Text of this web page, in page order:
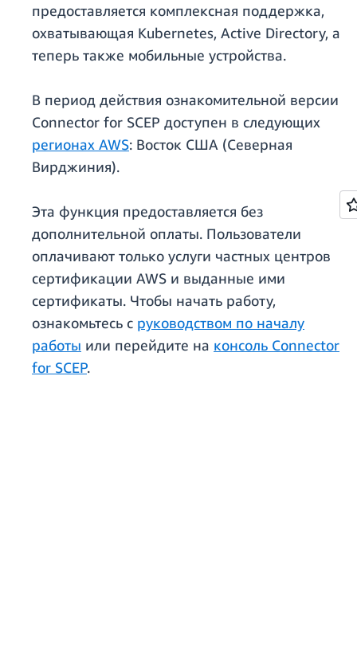
предоставляется комплексная поддержка,
охватывающая Kubernetes, Active Directory, а
теперь также мобильные устройства.
В период действия ознакомительной версии
Connector for SCEP доступен в следующих
регионах AWS: Восток США (Северная
Вирджиния).
Эта функция предоставляется без
дополнительной оплаты. Пользователи
оплачивают только услуги частных центров
сертификации AWS и выданные ими
сертификаты. Чтобы начать работу,
ознакомьтесь с руководством по началу
работы или перейдите на консоль Connector
for SCEP.